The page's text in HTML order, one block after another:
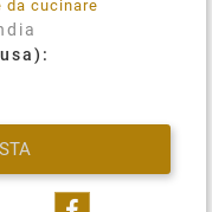
da cucinare